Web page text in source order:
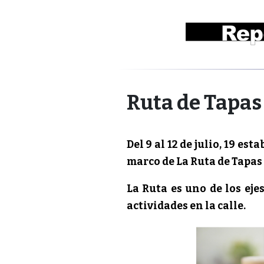
Ruta de
Del 9 al 12 de julio, 19
marco de La Ruta de
La Ruta es uno de los
actividades en la calle.